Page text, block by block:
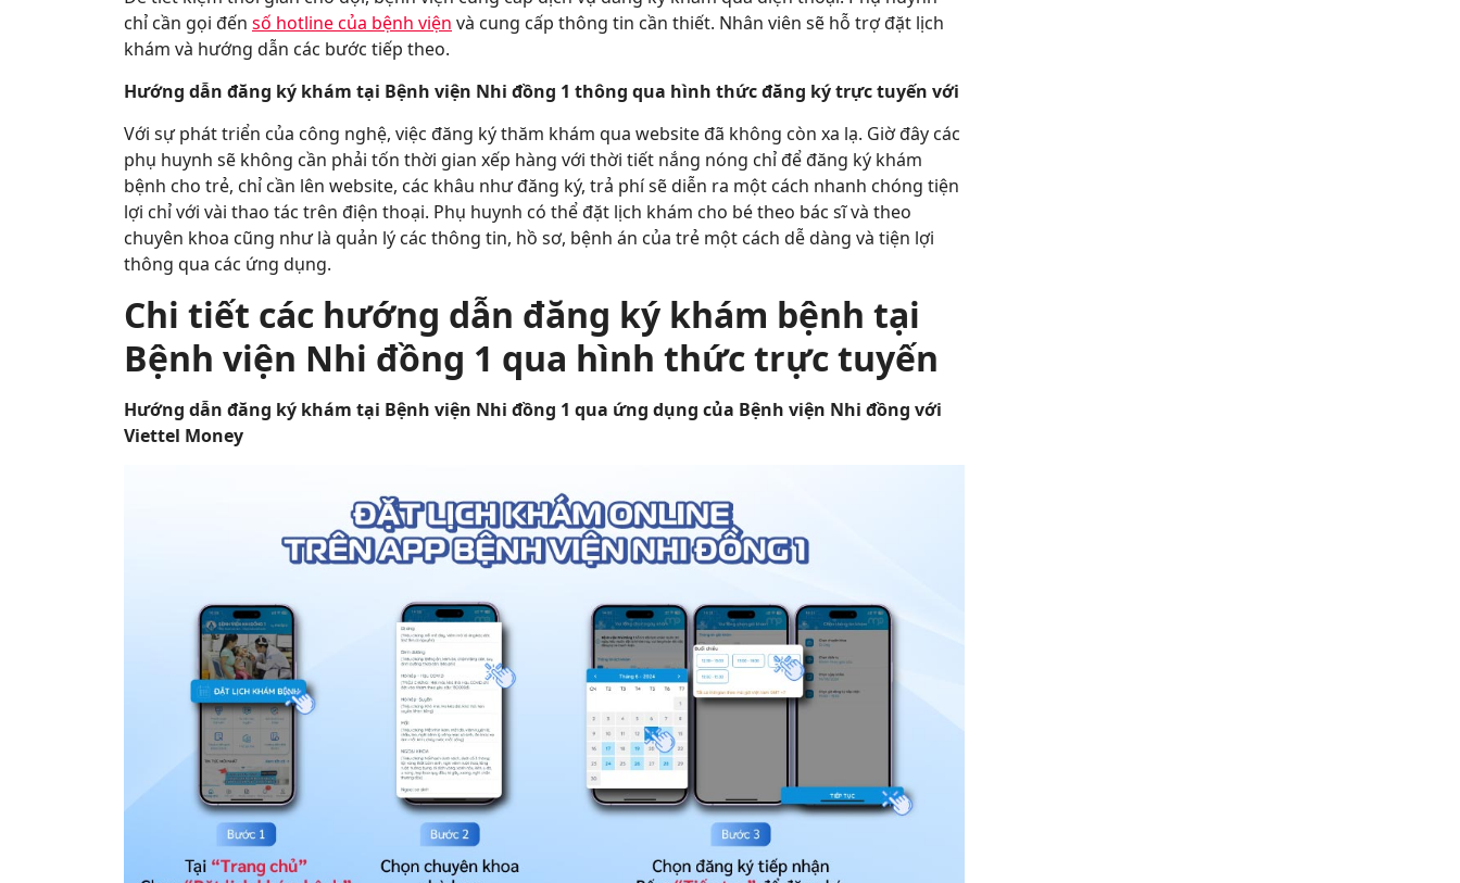
chỉ cần gọi đến số hotline của bệnh viện và cung cấp thông tin cần thiết. Nhân viên sẽ hỗ trợ đặt lịch
khám và hướng dẫn các bước tiếp theo.
Hướng dẫn đăng ký khám tại Bệnh viện Nhi đồng 1 thông qua hình thức đăng ký trực tuyến với
Với sự phát triển của công nghệ, việc đăng ký thăm khám qua website đã không còn xa lạ. Giờ đây các
phụ huynh sẽ không cần phải tốn thời gian xếp hàng với thời tiết nắng nóng chỉ để đăng ký khám
bệnh cho trẻ, chỉ cần lên website, các khâu như đăng ký, trả phí sẽ diễn ra một cách nhanh chóng tiện
lợi chỉ với vài thao tác trên điện thoại. Phụ huynh có thể đặt lịch khám cho bé theo bác sĩ và theo
chuyên khoa cũng như là quản lý các thông tin, hồ sơ, bệnh án của trẻ một cách dễ dàng và tiện lợi
thông qua các ứng dụng.
Chi tiết các hướng dẫn đăng ký khám bệnh tại
Bệnh viện Nhi đồng 1 qua hình thức trực tuyến
Hướng dẫn đăng ký khám tại Bệnh viện Nhi đồng 1 qua ứng dụng của Bệnh viện Nhi đồng với
Viettel Money